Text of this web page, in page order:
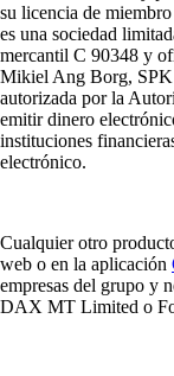
su licencia de
es una sociedad
mercantil C 90348 y
Mikiel Ang Borg, SPK
autorizada por la
emitir dinero
instituciones
electrónico.
Cualquier otro
web o en la aplicación
empresas del grupo y
DAX MT Limited o